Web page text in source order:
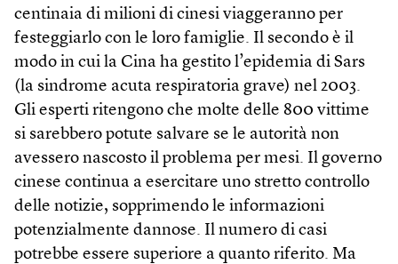
centinaia di milioni di cinesi viaggeranno per
festeggiarlo con le loro famiglie. Il secondo è il
modo in cui la Cina ha gestito l’epidemia di Sars
(la sindrome acuta respiratoria grave) nel 2003.
Gli esperti ritengono che molte delle 800 vittime
si sarebbero potute salvare se le autorità non
avessero nascosto il problema per mesi. Il governo
cinese continua a esercitare uno stretto controllo
delle notizie, sopprimendo le informazioni
potenzialmente dannose. Il numero di casi
potrebbe essere superiore a quanto riferito. Ma